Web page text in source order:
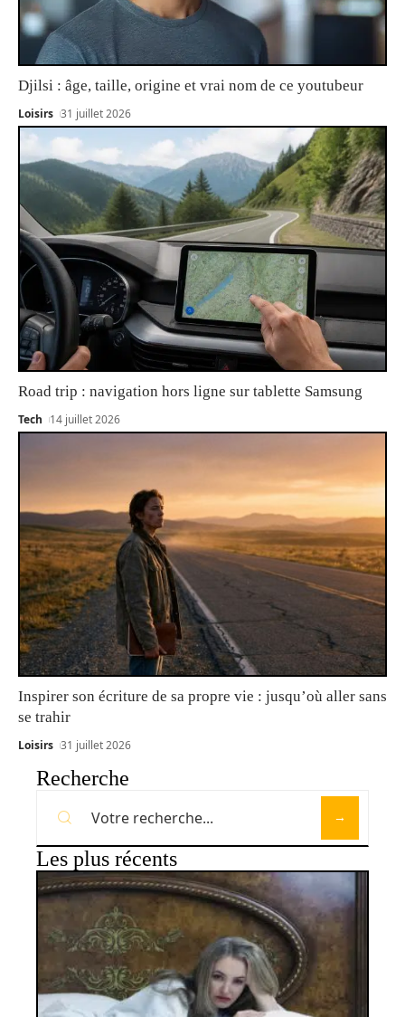
Djilsi : âge, taille, origine et vrai nom de ce youtubeur
Loisirs 31 juillet 2026
Road trip : navigation hors ligne sur tablette Samsung
Tech 14 juillet 2026
Inspirer son écriture de sa propre vie : jusqu’où aller sans
se trahir
Loisirs 31 juillet 2026
Recherche
Les plus récents